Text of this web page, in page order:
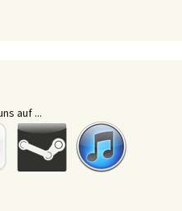
auf ...